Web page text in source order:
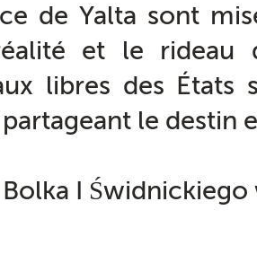
de Yalta sont
et le rideau
libres des
le destin
Bolka I